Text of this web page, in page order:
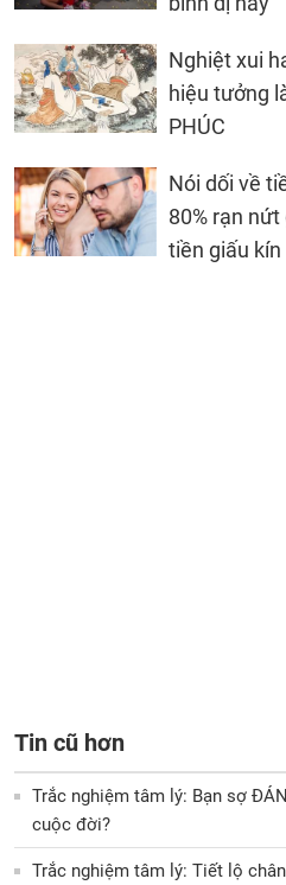
Nghiệt xui
hiệu tưởng
PHÚC
Nói dối về
80% rạn
tiền giấu kín
Tin cũ hơn
Trắc nghiệm tâm lý: Bạn sợ
cuộc đời?
Trắc nghiệm tâm lý: Tiết lộ